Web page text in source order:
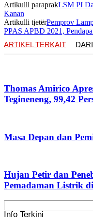
Artikulli paraprakLSM PI
Kanan
Artikulli tjetërPemprov
PPAS APBD 2021,
ARTIKEL TERKAIT
Thomas Amirico
Tegineneng, 99,42
Masa Depan dan
Hujan Petir dan
Pemadaman Listrik
Info Terkini